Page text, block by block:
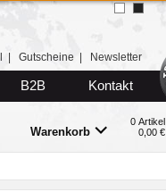
Gutscheine Newsletter
B2B Kontakt
Warenkorb
0 Artikel
0,00 €